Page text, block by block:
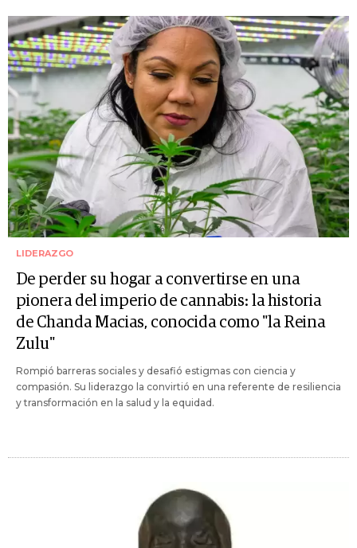
LIDERAZGO
De perder su hogar a convertirse en una
pionera del imperio de cannabis: la historia
de Chanda Macias, conocida como "la Reina
Zulu"
Rompió barreras sociales y desafió estigmas con ciencia y
compasión. Su liderazgo la convirtió en una referente de resiliencia
y transformación en la salud y la equidad.